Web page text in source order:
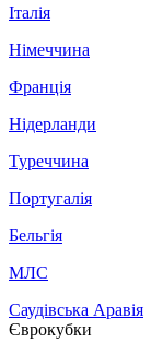
Італія
Німеччина
Франція
Нідерланди
Туреччина
Португалія
Бельгія
МЛС
Саудівська Аравія
Єврокубки